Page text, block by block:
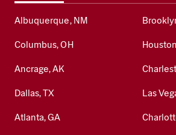
Albuquerque, NM
Columbus, OH
Ancrage, AK
Dallas, TX Las
Atlanta, GA